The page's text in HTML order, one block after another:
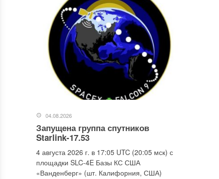
04.08.2026
Запущена группа спутников
Starlink-17.53
4 августа 2026 г. в 17:05 UTC (20:05 мск) с
площадки SLC-4E Базы КС США
«Ванденберг» (шт. Калифорния, США)